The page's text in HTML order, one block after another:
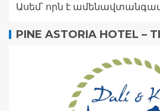
Ասեմ՝ որն է
PINE ASTORIA HOTEL –